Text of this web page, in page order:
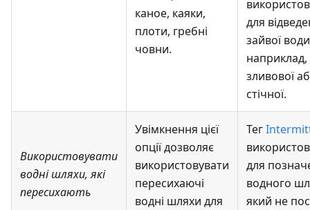
каное, каяки,
плоти, гребні
човни.
для
зайвої
наприклад,
зливової
стічної.
Використовувати
водні шляхи, які
пересихають
Увімкнення цієї
опції дозволяє
використовувати
пересихаючі
водні шляхи для
Тег
для
водного
який не